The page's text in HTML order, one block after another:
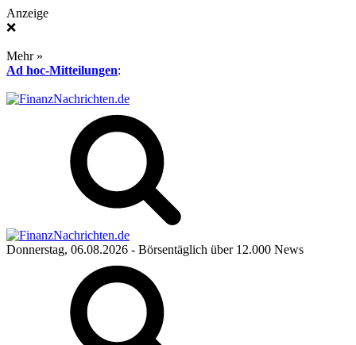
Anzeige
❌
Mehr »
Ad hoc-Mitteilungen:
Donnerstag, 06.08.2026 - Börsentäglich über 12.000 News